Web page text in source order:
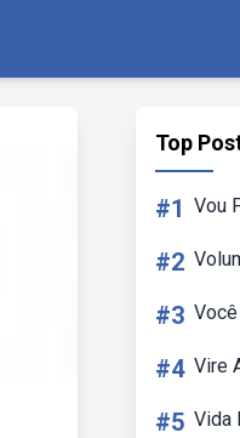
Top
#1 Vou
#2
#3
#4 Vire
#5 Vida